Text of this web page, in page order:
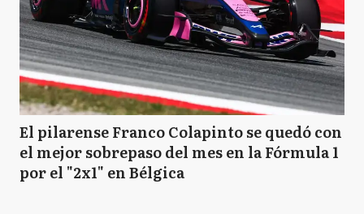
El pilarense Franco Colapinto se quedó con
el mejor sobrepaso del mes en la Fórmula 1
por el "2x1" en Bélgica